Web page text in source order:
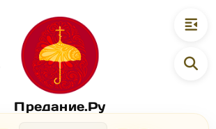
Предание.Ру